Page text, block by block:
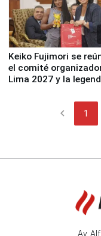
Keiko Fujimori se
el comité
Lima 2027 y la
chevron_left 1
Av.